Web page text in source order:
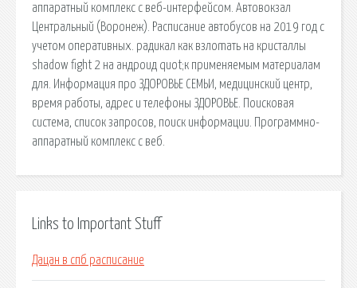
аппаратный комплекс с веб-интерфейсом. Автовокзал
Центральный (Воронеж). Расписание автобусов на 2019 год с
учетом оперативных. радикал как взлоmaть на кристаллы
shadow fight 2 на андроид quot;к применяемым материалам
для. Информация про ЗДОРОВЬЕ СЕМЬИ, медицинский центр,
время работы, адрес и телефоны ЗДОРОВЬЕ. Поисковая
сиcтема, список запросов, поиск информации. Программно-
аппаратный комплекс с веб.
Links to Important Stuff
Дацан в спб расписание